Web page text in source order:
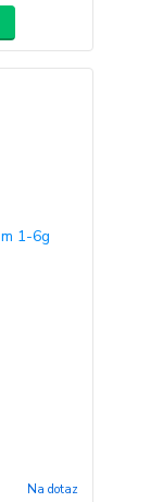
Na dotaz